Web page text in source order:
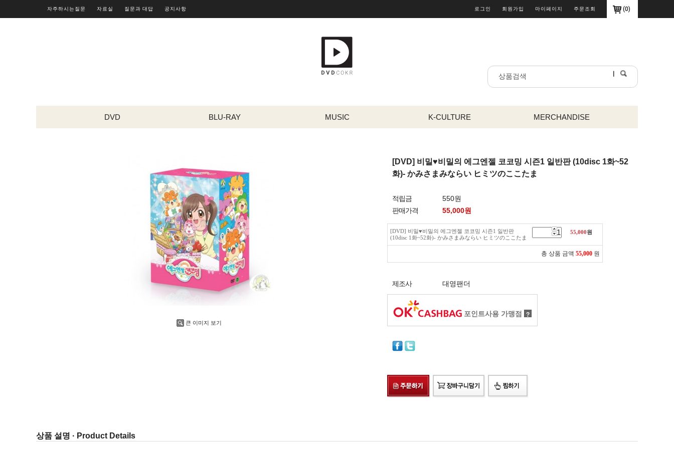
자주하시는질문 자료실 질문과 대답 공지사항 (0)
로그인 회원가입 마이페이지 주문조회
DVD BLU-RAY MUSIC K-CULTURE MERCHANDISE
큰 이미지 보기
[DVD] 비밀♥비밀의 에그엔젤 코코밍 시즌1 일반판 (10disc 1화~52
화)- かみさまみならい ヒミツのここたま
적립금
550원
판매가격
55,000원
[DVD] 비밀♥비밀의 에그엔젤 코코밍 시즌1 일반판
(10disc 1화~52화)- かみさまみならい ヒミツのここたま
55,000원
총 상품 금액 55,000 원
제조사 대영팬더
포인트사용 가맹점 ?
상품 설명 · Product Details